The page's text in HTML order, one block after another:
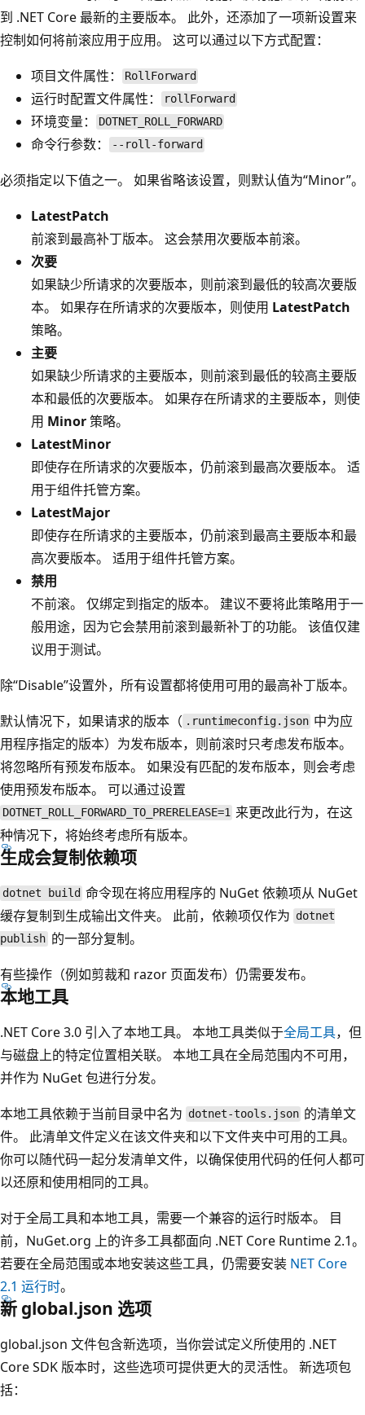
到 .NET Core 最新的主要版本。 此外，还添加了一项新设置来
控制如何将前滚应用于应用。 这可以通过以下方式配置：
项目文件属性：
RollForward
运行时配置文件属性： rollForward
环境变量： DOTNET_ROLL_FORWARD
命令行参数： --roll-forward
必须指定以下值之一。 如果省略该设置，则默认值为“Minor”。
LatestPatch
前滚到最高补丁版本。 这会禁用次要版本前滚。
次要
如果缺少所请求的次要版本，则前滚到最低的较高次要版
本。 如果存在所请求的次要版本，则使用 LatestPatch
策略。
主要
如果缺少所请求的主要版本，则前滚到最低的较高主要版
本和最低的次要版本。 如果存在所请求的主要版本，则使
用 Minor策略。
LatestMinor
即使存在所请求的次要版本，仍前滚到最高次要版本。 适
用于组件托管方案。
LatestMajor
即使存在所请求的主要版本，仍前滚到最高主要版本和最
高次要版本。 适用于组件托管方案。
禁用
不前滚。 仅绑定到指定的版本。 建议不要将此策略用于一
般用途，因为它会禁用前滚到最新补丁的功能。 该值仅建
议用于测试。
除“Disable”设置外，所有设置都将使用可用的最高补丁版本。
默认情况下，如果请求的版本（ .runtimeconfig.json 中为应
用程序指定的版本）为发布版本，则前滚时只考虑发布版本。
将忽略所有预发布版本。 如果没有匹配的发布版本，则会考虑
使用预发布版本。 可以通过设置
DOTNET_ROLL_FORWARD_TO_PRERELEASE=1 来更改此行为，在这
种情况下，将始终考虑所有版本。
生成会复制依赖项
dotnet build 命令现在将应用程序的 NuGet 依赖项从 NuGet
缓存复制到生成输出文件夹。 此前，依赖项仅作为 dotnet
publish 的一部分复制。
有些操作（例如剪裁和 razor 页面发布）仍需要发布。
本地工具
.NET Core 3.0 引入了本地工具。 本地工具类似于全局工具，但
与磁盘上的特定位置相关联。 本地工具在全局范围内不可用，
并作为 NuGet 包进行分发。
本地工具依赖于当前目录中名为 dotnet-tools.json 的清单文
件。 此清单文件定义在该文件夹和以下文件夹中可用的工具。
你可以随代码一起分发清单文件，以确保使用代码的任何人都可
以还原和使用相同的工具。
对于全局工具和本地工具，需要一个兼容的运行时版本。 目
前，NuGet.org 上的许多工具都面向 .NET Core Runtime 2.1。
若要在全局范围或本地安装这些工具，仍需要安装 NET Core
2.1 运行时。
新 global.json 选项
global.json 文件包含新选项，当你尝试定义所使用的 .NET
Core SDK 版本时，这些选项可提供更大的灵活性。 新选项包
括：